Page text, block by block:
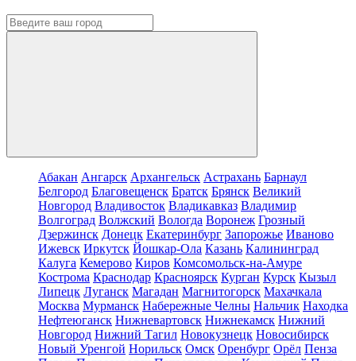
Абакан Ангарск Архангельск Астрахань Барнаул
Белгород Благовещенск Братск Брянск Великий
Новгород Владивосток Владикавказ Владимир
Волгоград Волжский Вологда Воронеж Грозный
Дзержинск Донецк Екатеринбург Запорожье Иваново
Ижевск Иркутск Йошкар-Ола Казань Калининград
Калуга Кемерово Киров Комсомольск-на-Амуре
Кострома Краснодар Красноярск Курган Курск Кызыл
Липецк Луганск Магадан Магнитогорск Махачкала
Москва Мурманск Набережные Челны Нальчик Находка
Нефтеюганск Нижневартовск Нижнекамск Нижний
Новгород Нижний Тагил Новокузнецк Новосибирск
Новый Уренгой Норильск Омск Оренбург Орёл Пенза